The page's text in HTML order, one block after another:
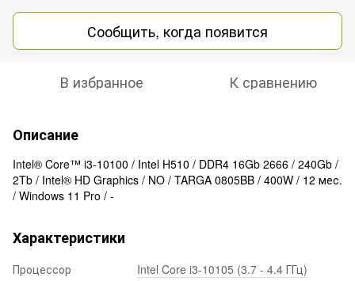
Сообщить, когда появится
В избранное К сравнению
Описание
Intel® Core™ i3-10100 / Intel H510 / DDR4 16Gb 2666 / 240Gb /
2Tb / Intel® HD Graphics / NO / TARGA 0805BB / 400W / 12 мес.
/ Windows 11 Pro / -
Характеристики
Процессор
Intel Core i3-10105 (3.7 - 4.4 ГГц)